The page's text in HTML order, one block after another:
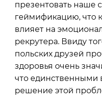
презентовать наше
геймификацию, что
влияет на
рекрутера. Ввиду
польских друзей
здоровья очень
что единственными
решение этой